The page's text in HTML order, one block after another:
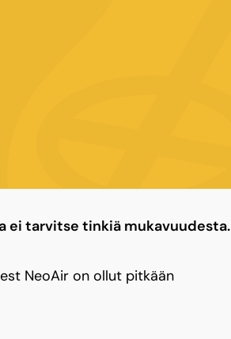
ei tarvitse tinkiä mukavuudesta.
NeoAir on ollut pitkään